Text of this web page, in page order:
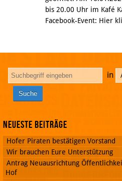
bis 20.00 Uhr im Kafé
Facebook-Event: Hier
in
Neueste Beiträge
Hofer Piraten bestätigen Vorstand
Wir brauchen Eure Unterstützung
Antrag Neuausrichtung
Hof